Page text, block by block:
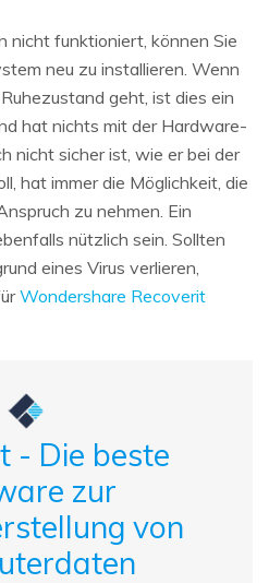
nicht funktioniert, können Sie
neu zu installieren. Wenn
geht, ist dies ein
hat nichts mit der Hardware-
nicht sicher ist, wie er bei der
hat immer die Möglichkeit, die
zu nehmen. Ein
nützlich sein. Sollten
eines Virus verlieren,
Wondershare Recoverit
- Die beste
zur
von